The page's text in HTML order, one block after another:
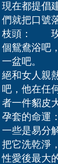
現在都提倡
們就把口號
枝頭： 玫
個鴛鴦浴吧
一盆吧。
絕和女人親
吧，他在任
者一件貂皮
孕套的命運
一些是易分
把它洗乾
性愛後最大